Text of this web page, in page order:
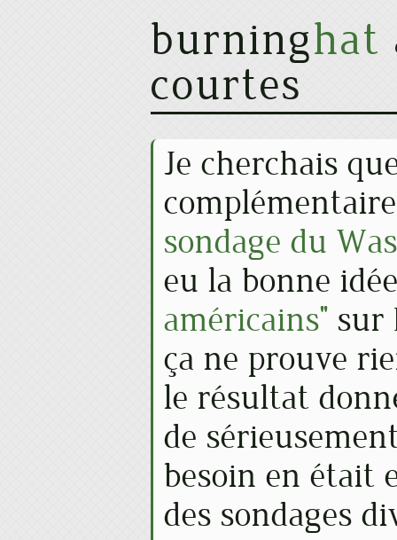
burninghat
courtes
Je cherchais
sondage du
eu la bonne
américains" sur
ça ne prouve
le résultat
de
besoin en était
des sondages